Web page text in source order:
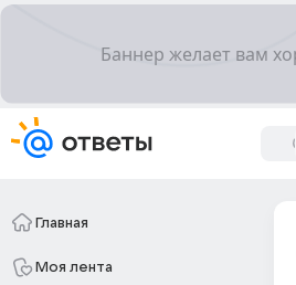
Главная
Моя лента